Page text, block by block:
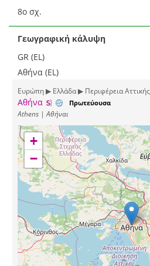
8ο σχ.
Γεωγραφική κάλυψη
GR (EL)
Αθήνα (EL)
Ευρώπη ▶ Ελλάδα ▶ Περιφέρεια
Αθήνα Πρωτεύουσα
Athens | Αθήναι
+
−